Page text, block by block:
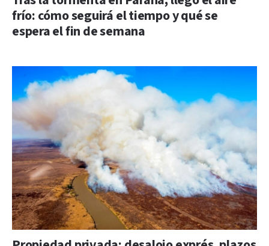
frío: cómo seguirá el tiempo y qué se
espera el fin de semana